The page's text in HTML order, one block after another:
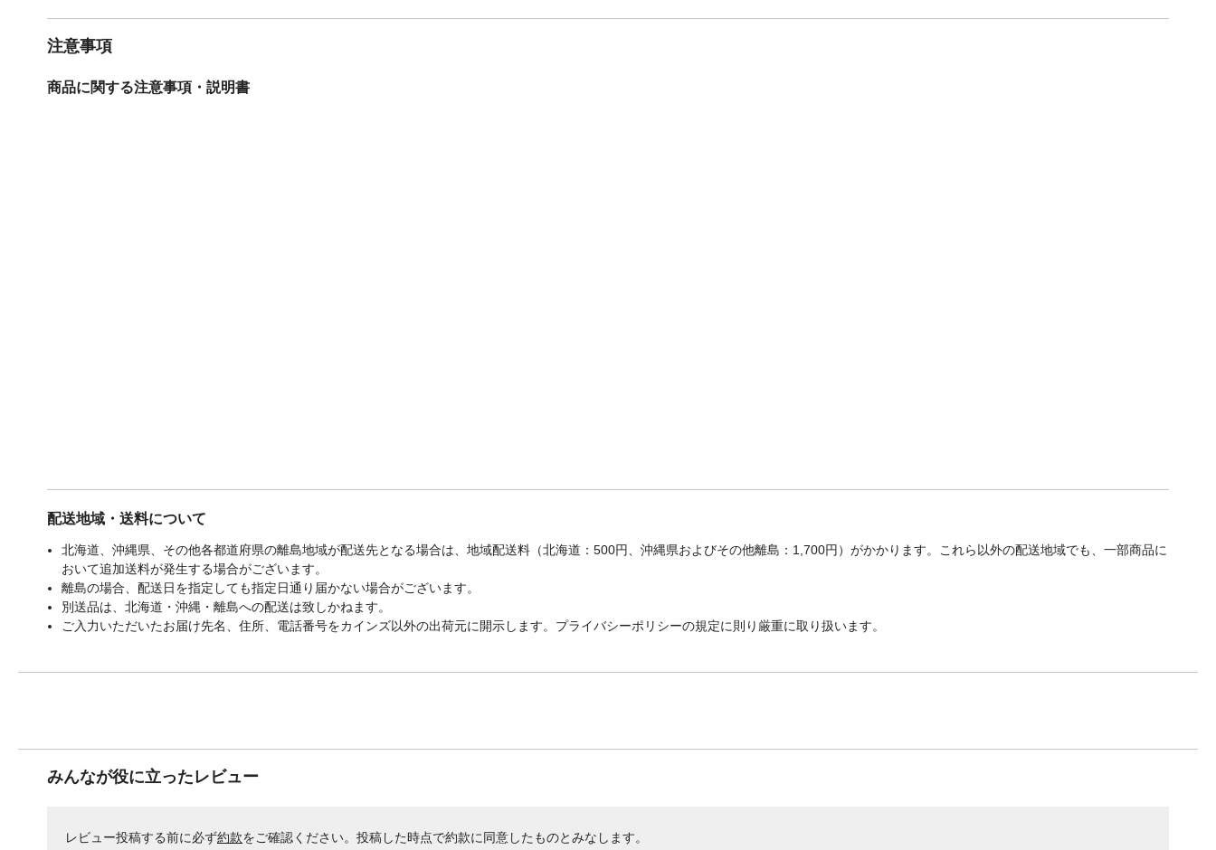
注意事項
商品に関する注意事項・説明書
配送地域・送料について
北海道、沖縄県、その他各都道府県の離島地域が配送先となる場合は、地域配送料（北海道：500円、沖縄県およびその他離島：1,700円）がかかります。これら以外の配送地域でも、一部商品に
おいて追加送料が発生する場合がございます。
離島の場合、配送日を指定しても指定日通り届かない場合がございます。
別送品は、北海道・沖縄・離島への配送は致しかねます。
ご入力いただいたお届け先名、住所、電話番号をカインズ以外の出荷元に開示します。プライバシーポリシーの規定に則り厳重に取り扱います。
みんなが役に立ったレビュー
レビュー投稿する前に必ず約款をご確認ください。投稿した時点で約款に同意したものとみなします。